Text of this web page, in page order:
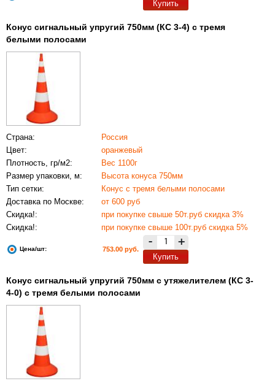
Купить
Конус сигнальный упругий 750мм (КС 3-4) с тремя
белыми полосами
Страна:
Россия
Цвет:
оранжевый
Плотность, гр/м2:
Вес 1100г
Размер упаковки, м:
Высота конуса 750мм
Тип сетки:
Конус с тремя белыми полосами
Доставка по Москве:
от 600 руб
Скидка!:
при покупке свыше 50т.руб скидка 3%
Скидка!:
при покупке свыше 100т.руб скидка 5%
Цена/шт: 753.00 руб.
- +
Купить
Конус сигнальный упругий 750мм с утяжелителем (КС 3-
4-0) с тремя белыми полосами